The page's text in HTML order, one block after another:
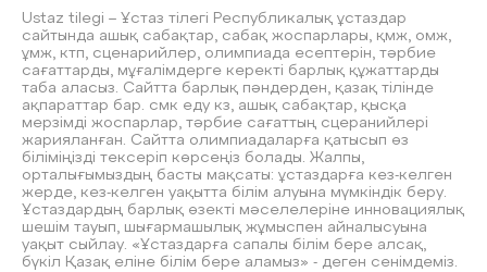
Ustaz tilegi – Ұстаз тілегі Республикалық ұстаздар
сайтында ашық сабақтар, сабақ жоспарлары, қмж, омж,
ұмж, ктп, сценарийлер, олимпиада есептерін, тәрбие
сағаттарды, мұғалімдерге керекті барлық құжаттарды
таба аласыз. Сайтта барлық пәндерден, қазақ тілінде
ақпараттар бар. смк еду кз, ашық сабақтар, қысқа
мерзімді жоспарлар, тәрбие сағаттың сцеранийлері
жарияланған. Сайтта олимпиадаларға қатысып өз
біліміңізді тексеріп көрсеңіз болады. Жалпы,
орталығымыздың басты мақсаты: ұстаздарға кез-келген
жерде, кез-келген уақытта білім алуына мүмкіндік беру.
Ұстаздардың барлық өзекті мәселелеріне инновациялық
шешім тауып, шығармашылық жұмыспен айналысуына
уақыт сыйлау. «Ұстаздарға сапалы білім бере алсақ,
бүкіл Қазақ еліне білім бере аламыз» - деген сенімдеміз.